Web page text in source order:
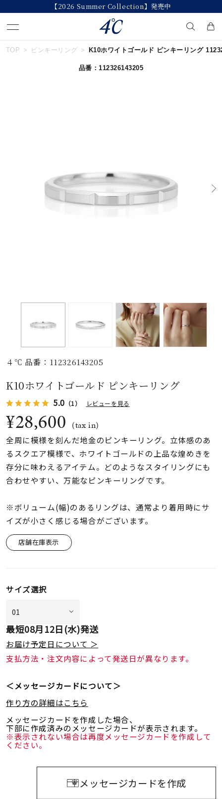
【2026 Summer Collection】発売中
キーワードで検索する
すべてのピンキーリング
誕生石
ファッションテイス
ト
着用シーン
コレクション
レディース
リングサイズ
～
価格
在庫 在庫ありのみ
TOP ピンキーリング K10ホワイトゴールド ピンキーリング
品番：112326143205
４℃ 品番：112326143205
K10ホワイトゴールド ピンキーリング
5.0 （1） レビューを見る
¥28,600 (tax in)
全周に模様を刻んだ地金のピンキーリング。立体感のあ
るスクエア模様で、ホワイトゴールドの上品な煌めきを
存分に味わえるアイテム。どのようなスタイリングにも
合わせやすい、万能なピンキーリングです。
※ボリューム(幅)のあるリングは、通常より着用時にサ
イズが小さく感じる場合がございます。
店舗在庫表示
サイズ選択
最短08月12日(水)発送
お届け予定日について ＞
支払方法・注文内容によって発送日が異なります。
＜メッセージカードについて＞
作り方の詳細はこちら
メッセージカードを作成した場合、
下部に作成済みのメッセージカードが表示されます。
※表示されない場合は再度メッセージカードを作成して
ください。
メッセージカードを作成